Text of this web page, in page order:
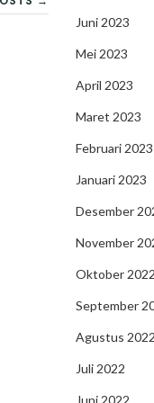
Juni 2023
Mei 2023
April 2023
Maret 2023
Februari 2023
Januari 2023
Desember
November
Oktober 2022
September
Agustus 2022
Juli 2022
Juni 2022